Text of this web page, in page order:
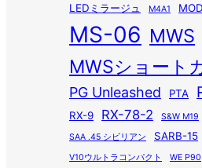
LEDミラージュ M4A1
MS-06 MWS
MWSショート
PG Unleashed PTA
RX-9 RX-78-2
S&W M19
SAA .45 シビリアン
SARB-15
V10ウルトラコンパクト WE P90